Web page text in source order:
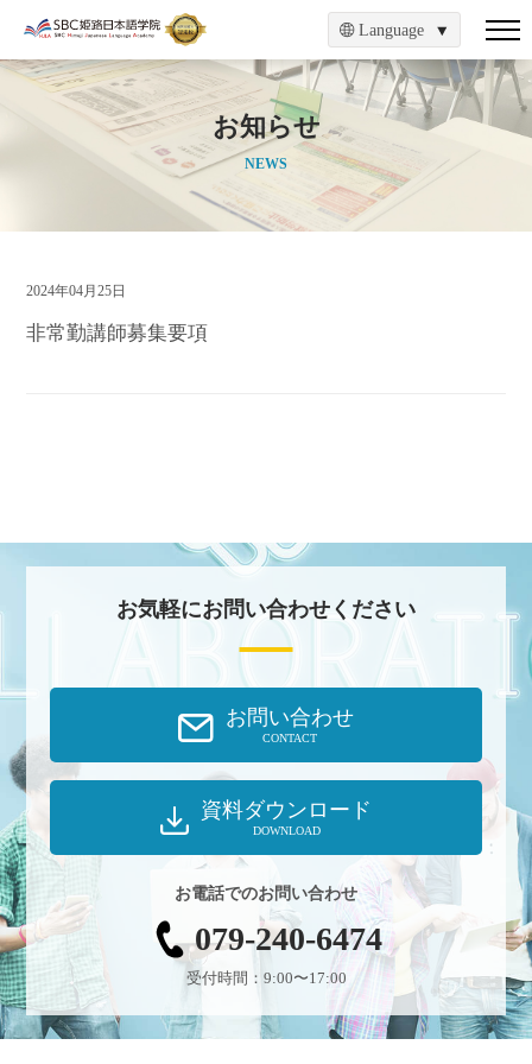
Language
お知らせ
NEWS
2024年04月25日
非常勤講師募集要項
お気軽にお問い合わせください
お問い合わせ
CONTACT
資料ダウンロード
DOWNLOAD
お電話でのお問い合わせ
079-240-6474
受付時間：9:00〜17:00